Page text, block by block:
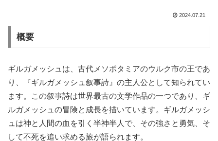
2024.07.21
概要
ギルガメッシュは、古代メソポタミアのウルク市の王であ
り、『ギルガメッシュ叙事詩』の主人公として知られてい
ます。この叙事詩は世界最古の文学作品の一つであり、ギ
ルガメッシュの冒険と成長を描いています。ギルガメッシ
ュは神と人間の血を引く半神半人で、その強さと勇気、そ
して不死を追い求める旅が語られます。